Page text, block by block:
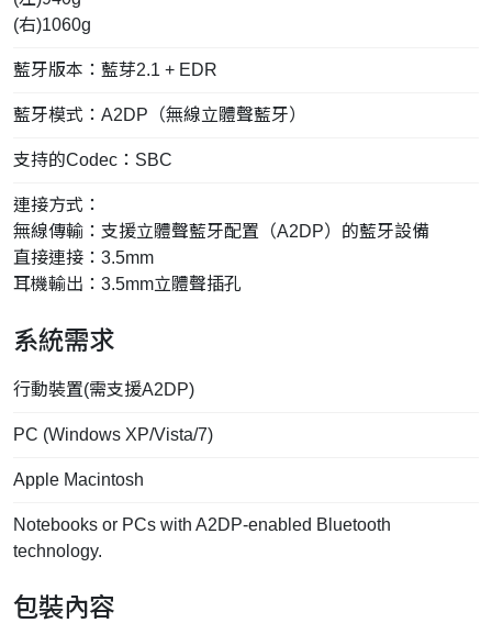
(右)1060g
藍牙版本：藍芽2.1 + EDR
藍牙模式：A2DP（無線立體聲藍牙）
支持的Codec：SBC
連接方式：
無線傳輸：支援立體聲藍牙配置（A2DP）的藍牙設備
直接連接：3.5mm
耳機輸出：3.5mm立體聲插孔
系統需求
行動裝置(需支援A2DP)
PC (Windows XP/Vista/7)
Apple Macintosh
Notebooks or PCs with A2DP-enabled Bluetooth
technology.
包裝內容